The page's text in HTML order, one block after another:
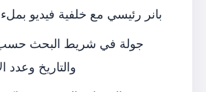
بانر رئيسي مع خلفية فيديو
جولة في شريط البحث حسب
والتاريخ